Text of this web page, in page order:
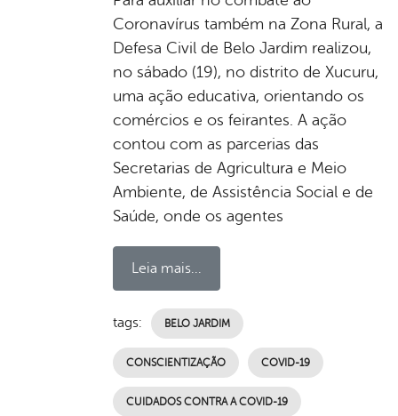
Coronavírus também na Zona Rural, a
Defesa Civil de Belo Jardim realizou,
no sábado (19), no distrito de Xucuru,
uma ação educativa, orientando os
comércios e os feirantes. A ação
contou com as parcerias das
Secretarias de Agricultura e Meio
Ambiente, de Assistência Social e de
Saúde, onde os agentes
Leia mais...
tags: BELO JARDIM
CONSCIENTIZAÇÃO COVID-19
CUIDADOS CONTRA A COVID-19